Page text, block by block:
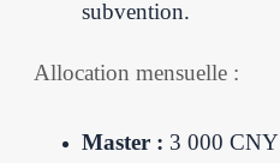
subvention.
Allocation mensuelle :
Master : 3 000 CNY